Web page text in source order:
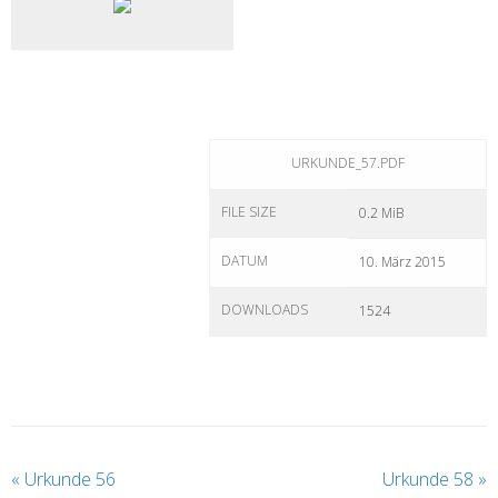
URKUNDE_57.PDF
FILE SIZE 0.2 MiB
DATUM 10. März 2015
DOWNLOADS 1524
« Urkunde 56 Urkunde 58 »